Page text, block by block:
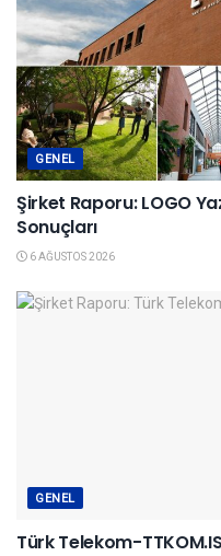
GENEL
Şirket Raporu: LOGO
Sonuçları
6 AĞUSTOS 2026
GENEL
Türk Telekom-